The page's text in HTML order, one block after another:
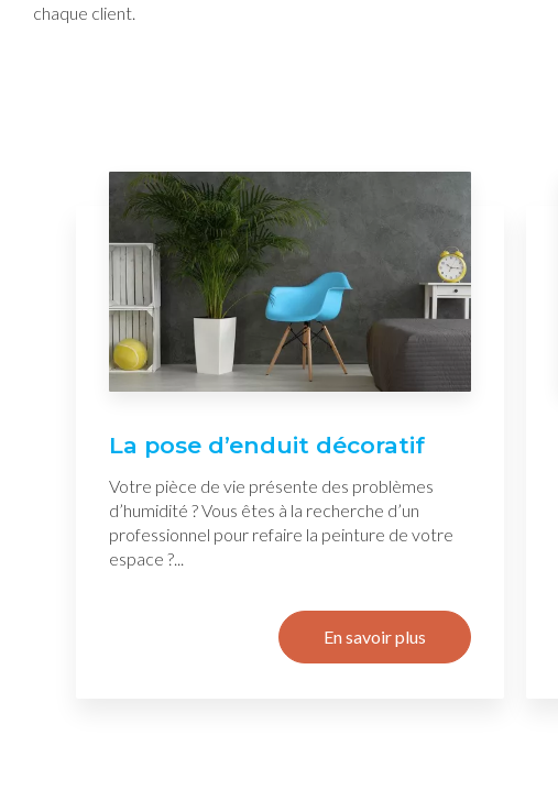
chaque client.
La pose d’enduit décoratif
Votre pièce de vie présente des problèmes
d’humidité ? Vous êtes à la recherche d’un
professionnel pour refaire la peinture de votre
espace ?...
En savoir plus